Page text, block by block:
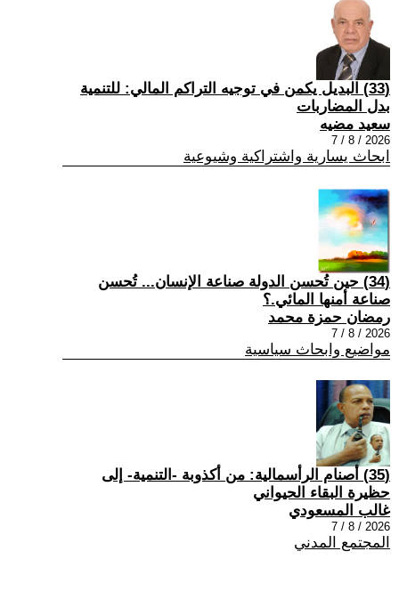
(33) البديل يكمن في توجيه التراكم المالي: للتنمية
بدل المضاربات
سعيد مضيه
2026 / 8 / 7
ابحاث يسارية واشتراكية وشيوعية
(34) حين تُحسن الدولة صناعة الإنسان... تُحسن
صناعة أمنها المائي.؟
رمضان حمزة محمد
2026 / 8 / 7
مواضيع وابحاث سياسية
(35) أصنام الرأسمالية: من أكذوبة -التنمية- إلى
حظيرة البقاء الحيواني
غالب المسعودي
2026 / 8 / 7
المجتمع المدني